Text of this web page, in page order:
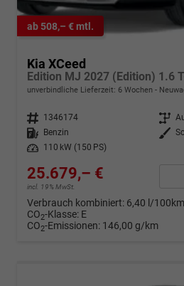
ab 508,– € mtl.
Kia XCeed
unverbindliche Lieferzeit: 6 Wochen
Fahrzeugnr. 1346174 Getriebe
Kraftstoff
Benzin Außenfarbe
Leistung
110 kW (150 PS)
25.679,– €
incl. 19% MwSt.
Verbrauch kombiniert: 6,40 l/100km
CO2-Klasse: E
CO2-Emissionen: 146,00 g/km